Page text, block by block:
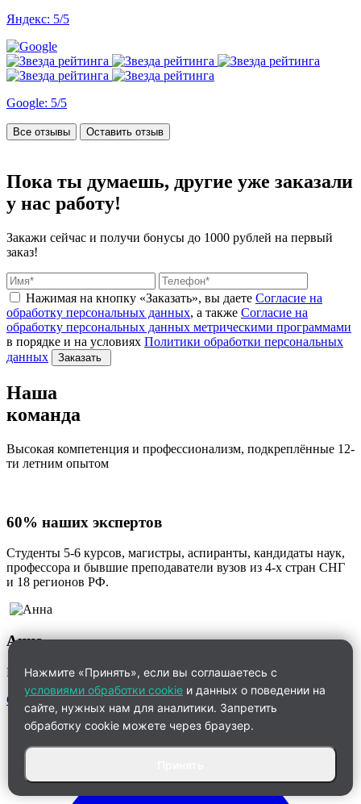
Яндекс: 5/5
Google: 5/5
Все отзывы Оставить отзыв
Пока ты думаешь, другие уже заказали
у нас работу!
Закажи сейчас и получи бонусы до 1000 рублей на первый
заказ!
Нажимая на кнопку «Заказать», вы даете Согласие на
обработку персональных данных, а также Согласие на
обработку персональных данных метрическими программами
в порядке и на условиях Политики обработки персональных
данных
Заказать
Наша
команда
Высокая компетенция и профессионализм, подкреплённые 12-
ти летним опытом
60% наших экспертов
Студенты 5-6 курсов, магистры, аспиранты, кандидаты наук,
профессора и бывшие преподаватели вузов из 4-х стран СНГ
и 18 регионов РФ.
Анна
Менеджер по работе с клиентами
Связаться
Нажмите «Принять», если вы соглашаетесь с
условиями обработки cookie и данных о поведении на
сайте, нужных нам для аналитики. Запретить
обработку cookie можете через браузер.